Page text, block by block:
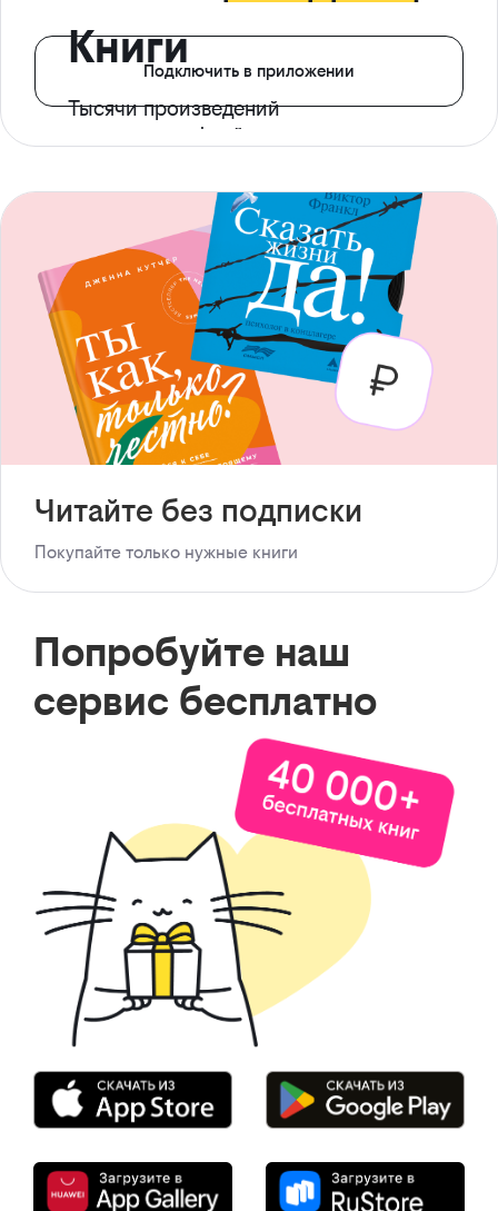
Книги
Тысячи произведений
с доступом офлайн
Подключить в приложении
Читайте без подписки
Покупайте только нужные книги
Попробуйте наш
сервис бесплатно